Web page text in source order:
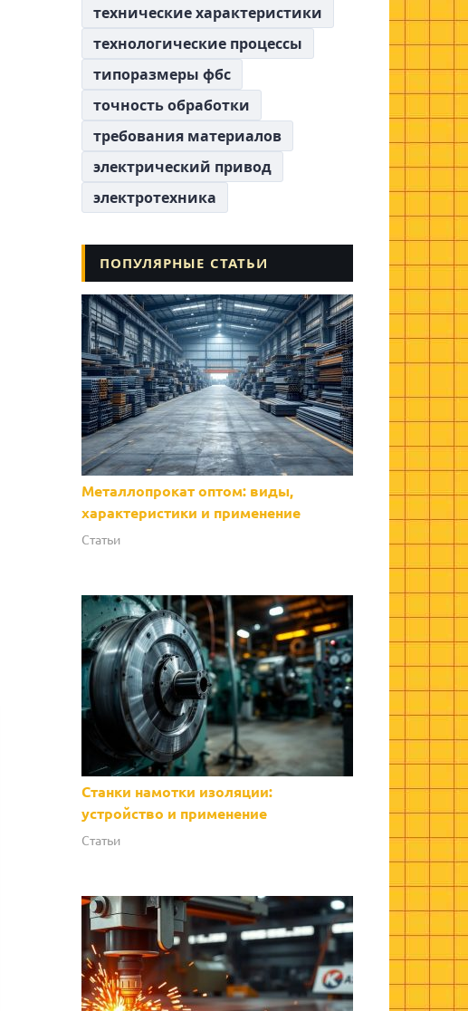
технические характеристики
технологические процессы
типоразмеры фбс
точность обработки
требования материалов
электрический привод
электротехника
ПОПУЛЯРНЫЕ СТАТЬИ
Металлопрокат оптом: виды,
характеристики и применение
Статьи
Станки намотки изоляции:
устройство и применение
Статьи